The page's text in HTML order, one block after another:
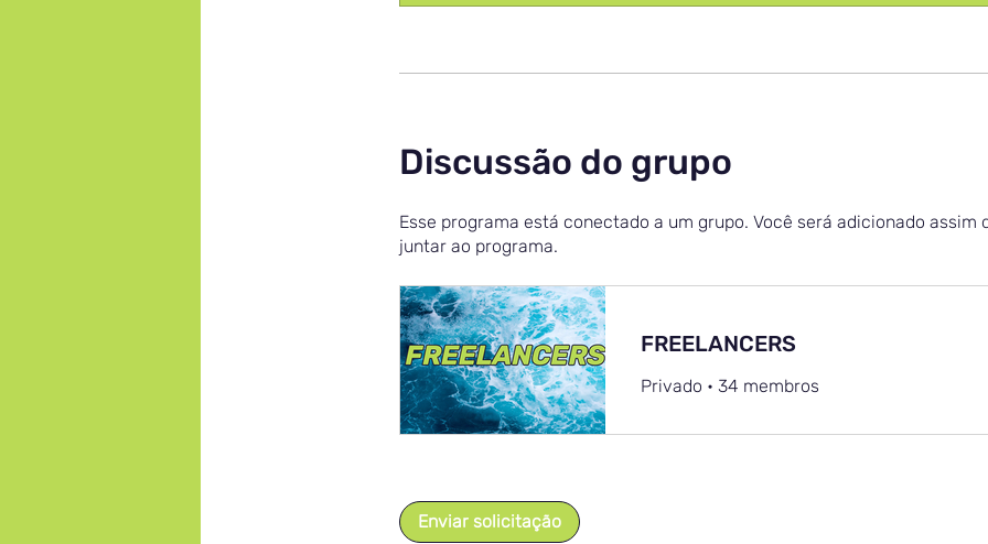
Discussão do grupo
Esse programa está conectado a um grupo. Você será adicionado assim
juntar ao programa.
FREELANCERS
Privado • 34 membros
Enviar solicitação